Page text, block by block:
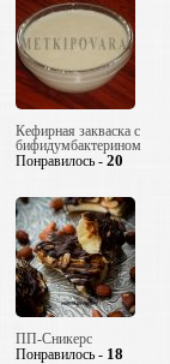
Кефирная закваска с
бифидумбактерином
Понравилось - 20
ПП-Сникерс
Понравилось - 18